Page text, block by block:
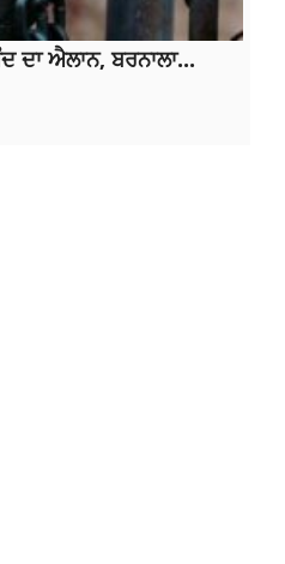
ਦਾ ਐਲਾਨ, ਬਰਨਾਲਾ...